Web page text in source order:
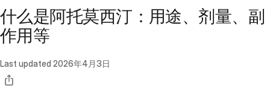
什么是阿托莫西汀：用途、剂量、副
作用等
Last updated 2026年4月3日